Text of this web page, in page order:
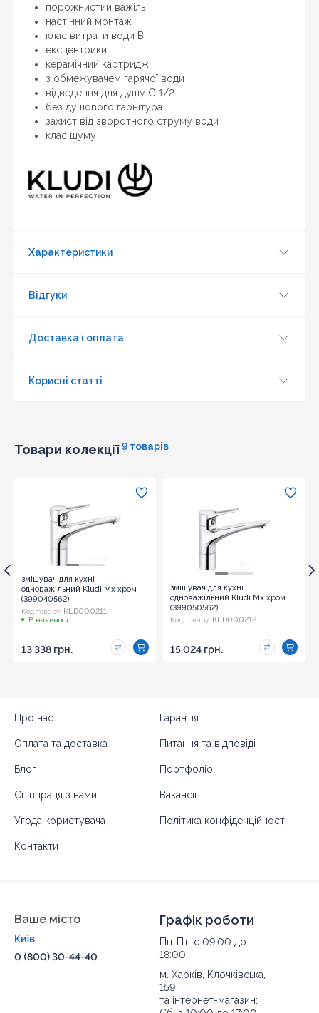
порожнистий важіль
настінний монтаж
клас витрати води B
ексцентрики
керамічний картридж
з обмежувачем гарячої води
відведення для душу G 1/2
без душового гарнітура
захист від зворотного струму води
клас шуму I
Характеристики
Відгуки
Доставка і оплата
Корисні статті
Товари колекції 9 товарів
змішувач для кухні
одноважільний Kludi Mx хром
(399040562)
Код товару: KLD000211
В наявності
13 338 грн.
змішувач для кухні
одноважільний Kludi Mx хром
(399050562)
Код товару: KLD000212
15 024 грн.
Оновити капчу
Про нас Гарантія
Оплата та доставка Питання та відповіді
Блог Портфоліо
Співпраця з нами Вакансії
Угода користувача Політика конфіденційності
Контакти
Ваше місто
Київ
0 (800) 30-44-40
Графік роботи
Пн-Пт: с 09:00 до
18:00
м. Харків, Клочківська,
159
та інтернет-магазин: